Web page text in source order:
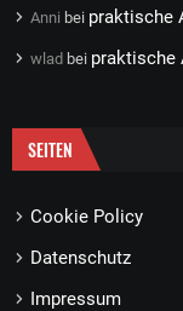
Anni bei praktische
wlad bei praktische
SEITEN
Cookie Policy
Datenschutz
Impressum